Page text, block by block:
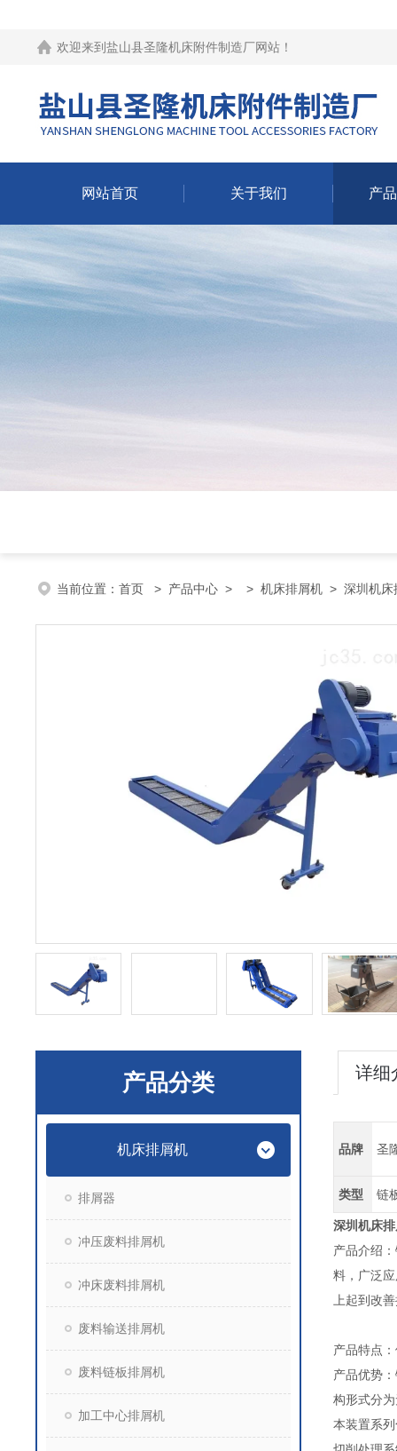
欢迎来到 盐山县圣隆机床附件制造厂网站 ！
网站首页 关于我们 产
当前位置： 首页 > 产品中心 > > 机床排屑机 > 深圳机床
产品分类
机床排屑机
排屑器
冲压废料排屑机
冲床废料排屑机
废料输送排屑机
废料链板排屑机
加工中心排屑机
详细
品牌 圣
类型 链
深圳机床
产品介绍
料，广泛
上起到改
产品特点
产品优势
构形式分
本装置系